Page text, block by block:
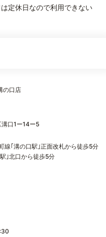
定休日なので利用できない
の口店
口1ー14ー5
線｢溝の口駅｣正面改札から徒歩5分
｣北口から徒歩5分